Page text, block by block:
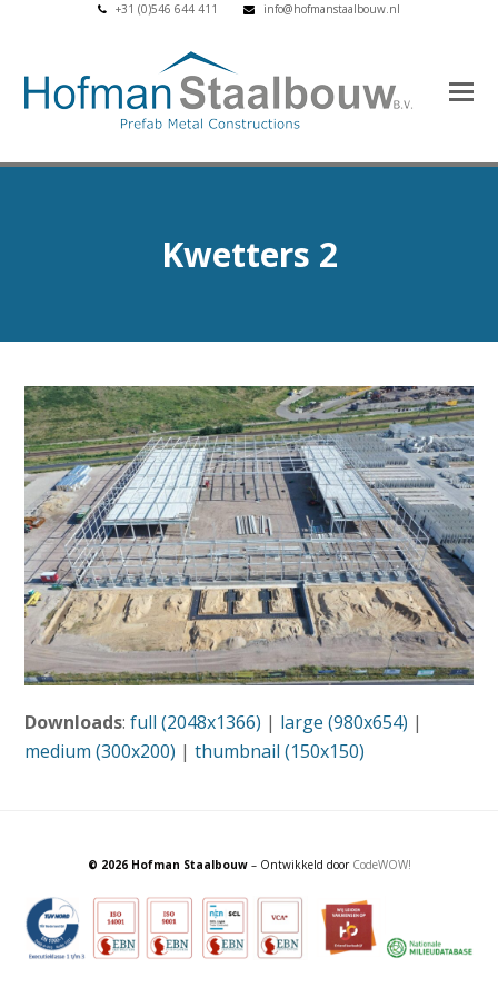
+31 (0)546 644 411 info@hofmanstaalbouw.nl
Kwetters 2
Downloads:full (2048x1366) | large (980x654) |
medium (300x200) |thumbnail (150x150)
© 2026 Hofman Staalbouw– Ontwikkeld door CodeWOW!